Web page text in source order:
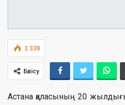
1 339
Бөлісу
Астана қаласының 20